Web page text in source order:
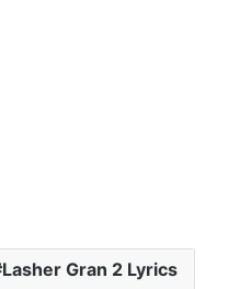
Lasher Gran 2 Lyrics